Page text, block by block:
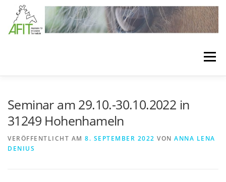
Zum Inhalt springen
Menü
Seminar am 29.10.-30.10.2022 in
31249 Hohenhameln
VERÖFFENTLICHT AM 8. SEPTEMBER 2022 VON ANNA LENA
DENIUS